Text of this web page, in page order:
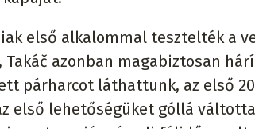
első alkalommal tesztelték a
azonban magabiztosan
párharcot láthattunk, az első
első lehetőségüket góllá